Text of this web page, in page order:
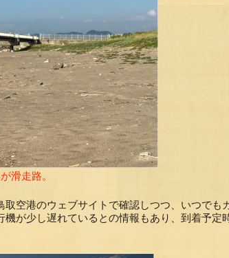
滑走路。
空港のウェブサイトで確認しつつ、いつでも
が少し遅れているとの情報もあり、到着予定